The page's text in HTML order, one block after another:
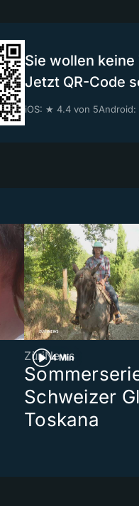
Sie wollen
Jetzt QR-Code
iOS: ★ 4.4 von 5
4 Min
ZüriNews
Schweizer
Toskana